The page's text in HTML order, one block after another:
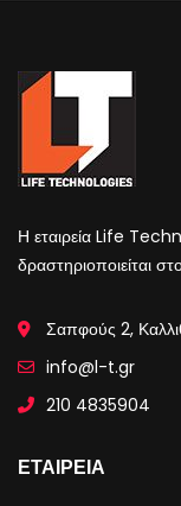
Η εταιρεία Life
δραστηριοποιείται
Σαπφούς 2,
info@l-t.gr
210 4835904
ΕΤΑΙΡΕΙΑ